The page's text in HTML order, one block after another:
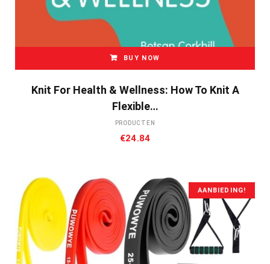
BUY NOW
Knit For Health & Wellness: How To Knit A
Flexible…
PRODUCTEN
€24.84
AANBIEDING!